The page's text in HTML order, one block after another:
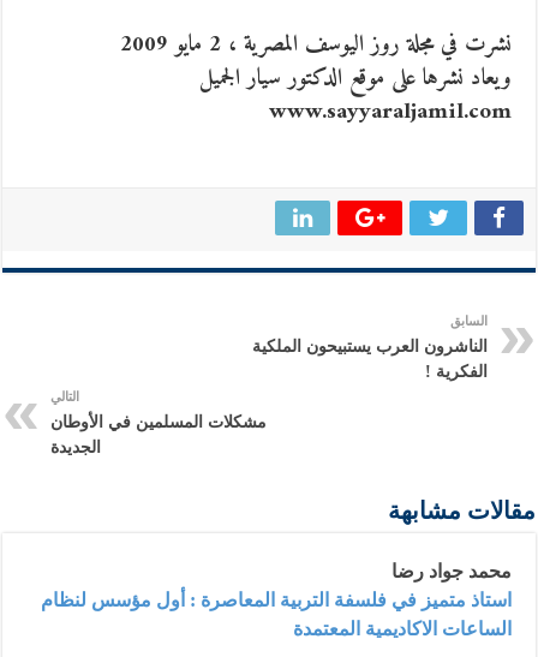
نشرت في مجلة روز اليوسف المصرية ، 2 مايو 2009
ويعاد نشرها على موقع الدكتور سيار الجميل
www.sayyaraljamil.com
السابق
الناشرون العرب يستبيحون الملكية
الفكرية !
التالي
مشكلات المسلمين في الأوطان
الجديدة
مقالات مشابهة
محمد جواد رضا
استاذ متميز في فلسفة التربية المعاصرة : أول مؤسس لنظام
الساعات الاكاديمية المعتمدة